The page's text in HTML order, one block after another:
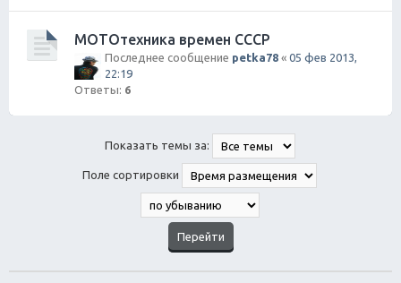
МОТОтехника времен СССР
Последнее сообщение petka78 « 05 фев 2013,
22:19
Ответы: 6
Показать темы за:
Поле сортировки